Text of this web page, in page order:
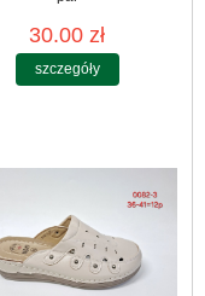
30.00 zł
szczegóły